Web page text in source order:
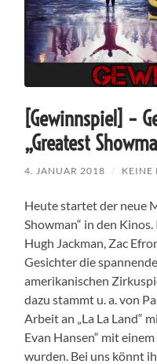
[Gewinnspiel] –
„Greatest
4. JANUAR 2018 / KEINE
Heute startet der neue
Showman“ in den
Hugh Jackman, Zac
Gesichter die
amerikanischen
dazu stammt u. a. von
Arbeit an „La La Land“
Evan Hansen“ mit
wurden. Bei uns könnt